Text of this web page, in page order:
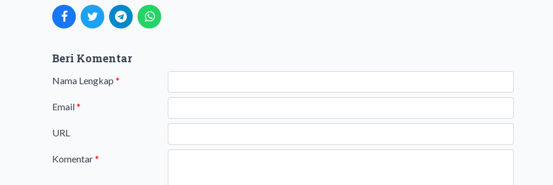
Beri Komentar
Nama Lengkap *
Email*
URL
Komentar*